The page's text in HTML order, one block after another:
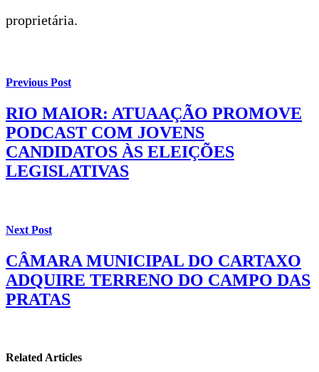
proprietária.
Previous Post
RIO MAIOR: ATUAAÇÃO PROMOVE
PODCAST COM JOVENS
CANDIDATOS ÀS ELEIÇÕES
LEGISLATIVAS
Next Post
CÂMARA MUNICIPAL DO CARTAXO
ADQUIRE TERRENO DO CAMPO DAS
PRATAS
Related Articles